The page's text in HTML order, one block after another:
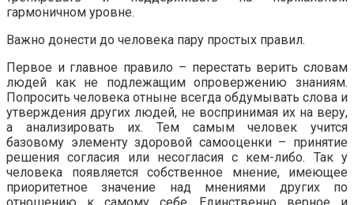
гармоничном уровне.
Важно донести до человека пару простых правил.
Первое и главное правило – перестать верить словам
людей как не подлежащим опровержению знаниям.
Попросить человека отныне всегда обдумывать слова и
утверждения других людей, не воспринимая их на веру,
а анализировать их. Тем самым человек учится
базовому элементу здоровой самооценки – принятие
решения согласия или несогласия с кем-либо. Так у
человека появляется собственное мнение, имеющее
приоритетное значение над мнениями других по
отношению к самому себе. Единственно верное и